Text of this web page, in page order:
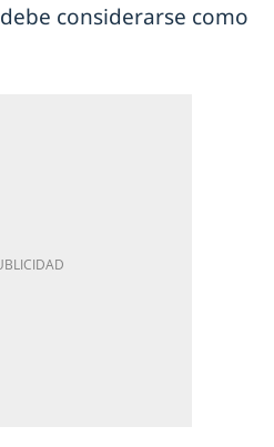
considerarse como